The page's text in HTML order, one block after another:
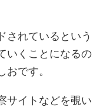
されているという
いくことになるの
です。
サイトなどを覗い